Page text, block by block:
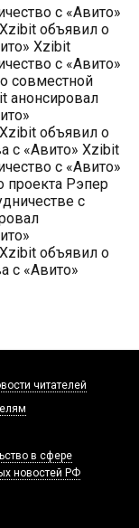
с «Авито»
объявил о
Xzibit
с «Авито»
совместной
анонсировал
объявил о
с «Авито» Xzibit
с «Авито»
проекта Рэпер
с
объявил о
с «Авито»
читателей
в сфере
новостей РФ